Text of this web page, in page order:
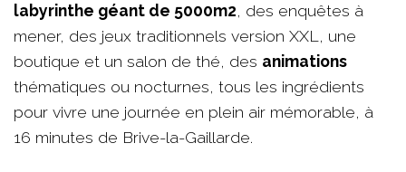
labyrinthe géant de 5000m2, des enquêtes à
mener, des jeux traditionnels version XXL, une
boutique et un salon de thé, des animations
thématiques ou nocturnes, tous les ingrédients
pour vivre une journée en plein air mémorable, à
16 minutes de Brive-la-Gaillarde.